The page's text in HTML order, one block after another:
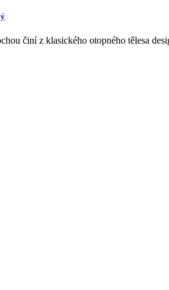
činí z klasického otopného tělesa